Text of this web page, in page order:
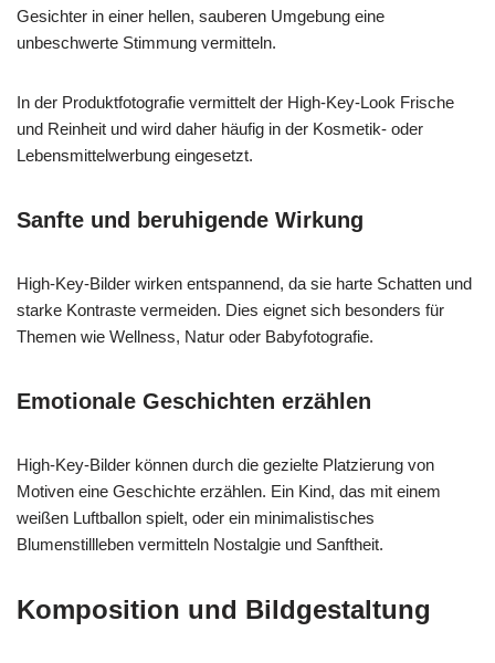
Gesichter in einer hellen, sauberen Umgebung eine
unbeschwerte Stimmung vermitteln.
In der Produktfotografie vermittelt der High-Key-Look Frische
und Reinheit und wird daher häufig in der Kosmetik- oder
Lebensmittelwerbung eingesetzt.
Sanfte und beruhigende Wirkung
High-Key-Bilder wirken entspannend, da sie harte Schatten und
starke Kontraste vermeiden. Dies eignet sich besonders für
Themen wie Wellness, Natur oder Babyfotografie.
Emotionale Geschichten erzählen
High-Key-Bilder können durch die gezielte Platzierung von
Motiven eine Geschichte erzählen. Ein Kind, das mit einem
weißen Luftballon spielt, oder ein minimalistisches
Blumenstillleben vermitteln Nostalgie und Sanftheit.
Komposition und Bildgestaltung